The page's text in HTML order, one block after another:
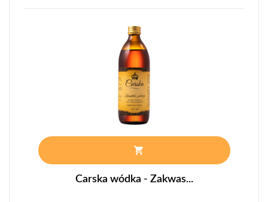
Carska wódka - Zakwas...